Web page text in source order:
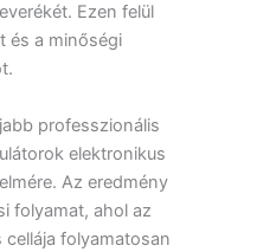
Ezen felül
és a minőségi
professzionális
elektronikus
Az eredmény
folyamat, ahol az
folyamatosan